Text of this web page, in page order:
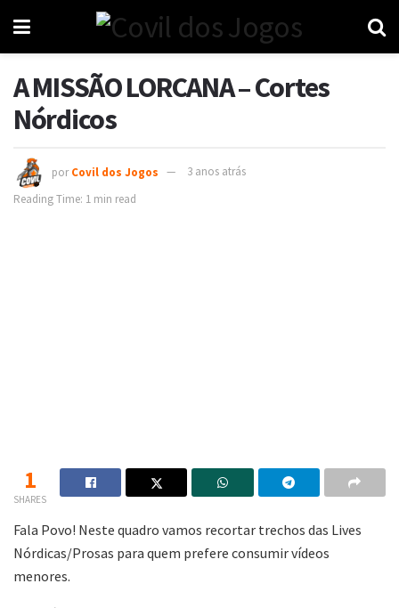
A MISSÃO LORCANA – Cortes
Nórdicos
por Covil dos Jogos
3 anos atrás
Reading Time: 1 min read
1
SHARES
Fala Povo! Neste quadro vamos recortar trechos das Lives
Nórdicas/Prosas para quem prefere consumir vídeos
menores.